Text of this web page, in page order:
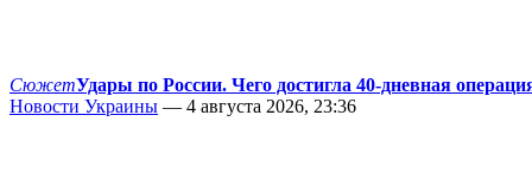
СюжетУдары по России. Чего достигла 40-дневная
Новости Украины — 4 августа 2026, 23:36